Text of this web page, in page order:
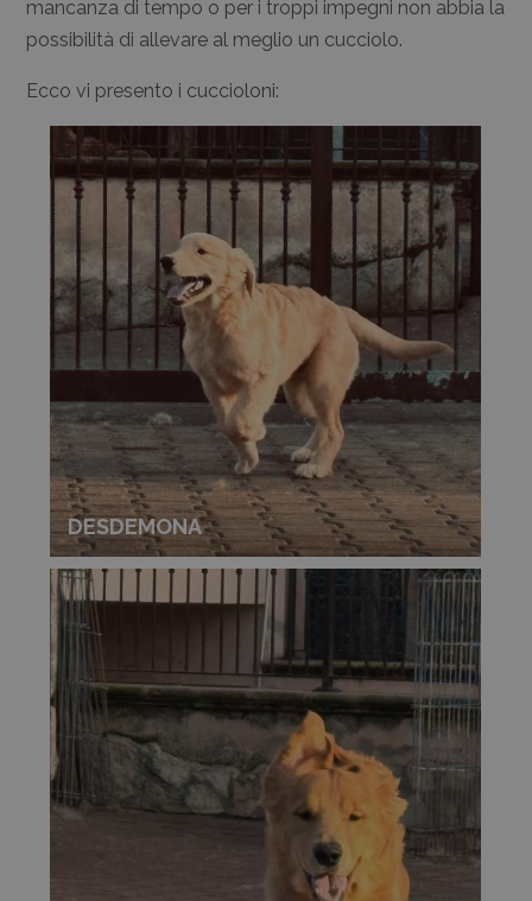
mancanza di tempo o per i troppi impegni non abbia la
possibilità di allevare al meglio un cucciolo.
Ecco vi presento i cuccioloni:
DESDEMONA